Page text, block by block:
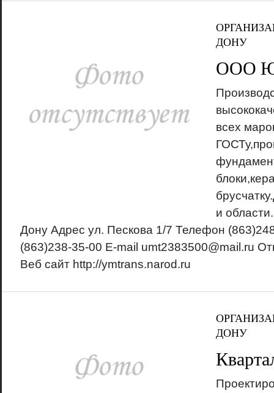
ДОНУ
ООО
всех
и
Дону Адрес ул. Пескова 1/7 Телефон
(863)238-35-00 E-mail umt2383500@mail.ru
Веб сайт http://ymtrans.narod.ru
ДОНУ